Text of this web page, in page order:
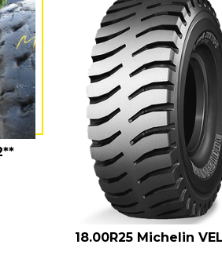
18.00R25 Michelin